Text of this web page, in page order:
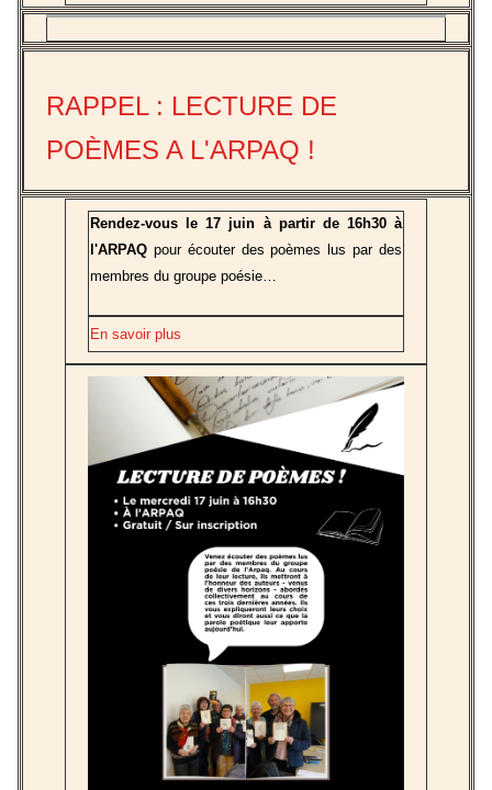
RAPPEL : LECTURE DE
POÈMES A L'ARPAQ !
Rendez-vous le 17 juin à partir de 16h30 à
l'ARPAQ pour écouter des poèmes lus par des
membres du groupe poésie…
En savoir plus